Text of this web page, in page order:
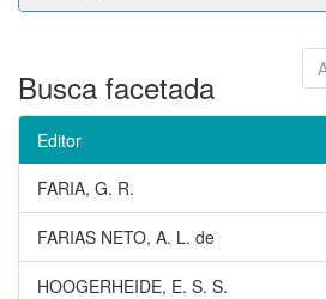
Busca facetada
Editor
FARIA, G. R.
FARIAS NETO, A. L. de
HOOGERHEIDE, E. S. S.